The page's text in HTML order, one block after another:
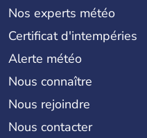
Nos experts météo
Certificat d'intempéries
Alerte météo
Nous connaître
Nous rejoindre
Nous contacter